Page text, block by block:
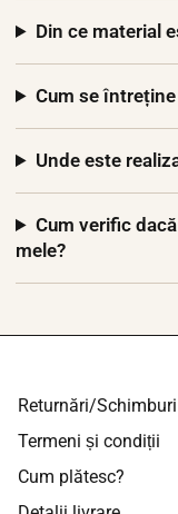
Din ce material
Cum se
Unde este
Cum verific
mele?
Returnări/Schimburi
Termeni și condiții
Cum plătesc?